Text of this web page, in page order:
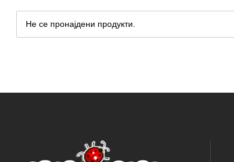
Не се пронајдени продукти.